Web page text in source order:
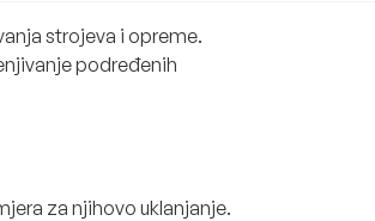
strojeva i opreme.
podređenih
za njihovo uklanjanje.